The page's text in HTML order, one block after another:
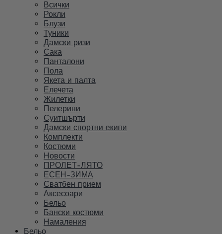
Всички
Рокли
Блузи
Туники
Дамски ризи
Сака
Панталони
Пола
Якета и палта
Елечета
Жилетки
Пелерини
Суитшърти
Дамски спортни екипи
Комплекти
Костюми
Новости
ПРОЛЕТ-ЛЯТО
ЕСЕН-ЗИМА
Сватбен прием
Аксесоари
Бельо
Бански костюми
Намаления
Бельо